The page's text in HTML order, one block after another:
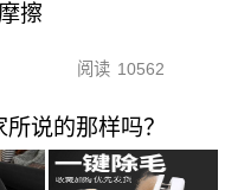
擦
阅读 10562
说的那样吗？